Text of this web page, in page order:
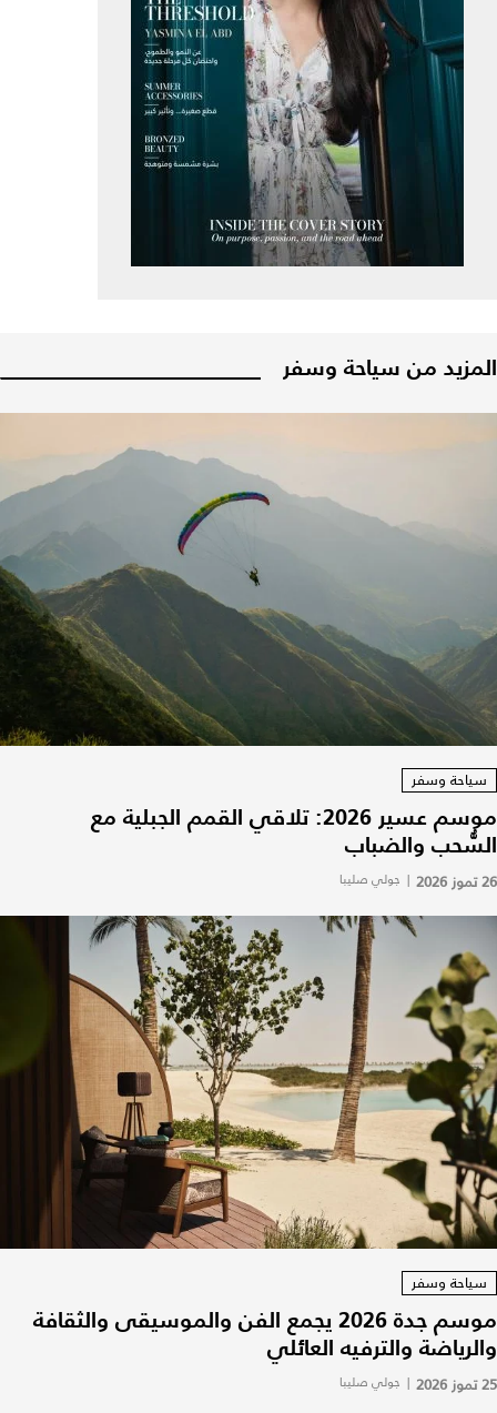
المزيد من سياحة وسفر
سياحة وسفر
موسم عسير 2026: تلاقي القمم الجبلية مع
السُّحب والضباب
26 تموز 2026 | جولي صليبا
سياحة وسفر
موسم جدة 2026 يجمع الفن والموسيقى والثقافة
والرياضة والترفيه العائلي
25 تموز 2026 | جولي صليبا